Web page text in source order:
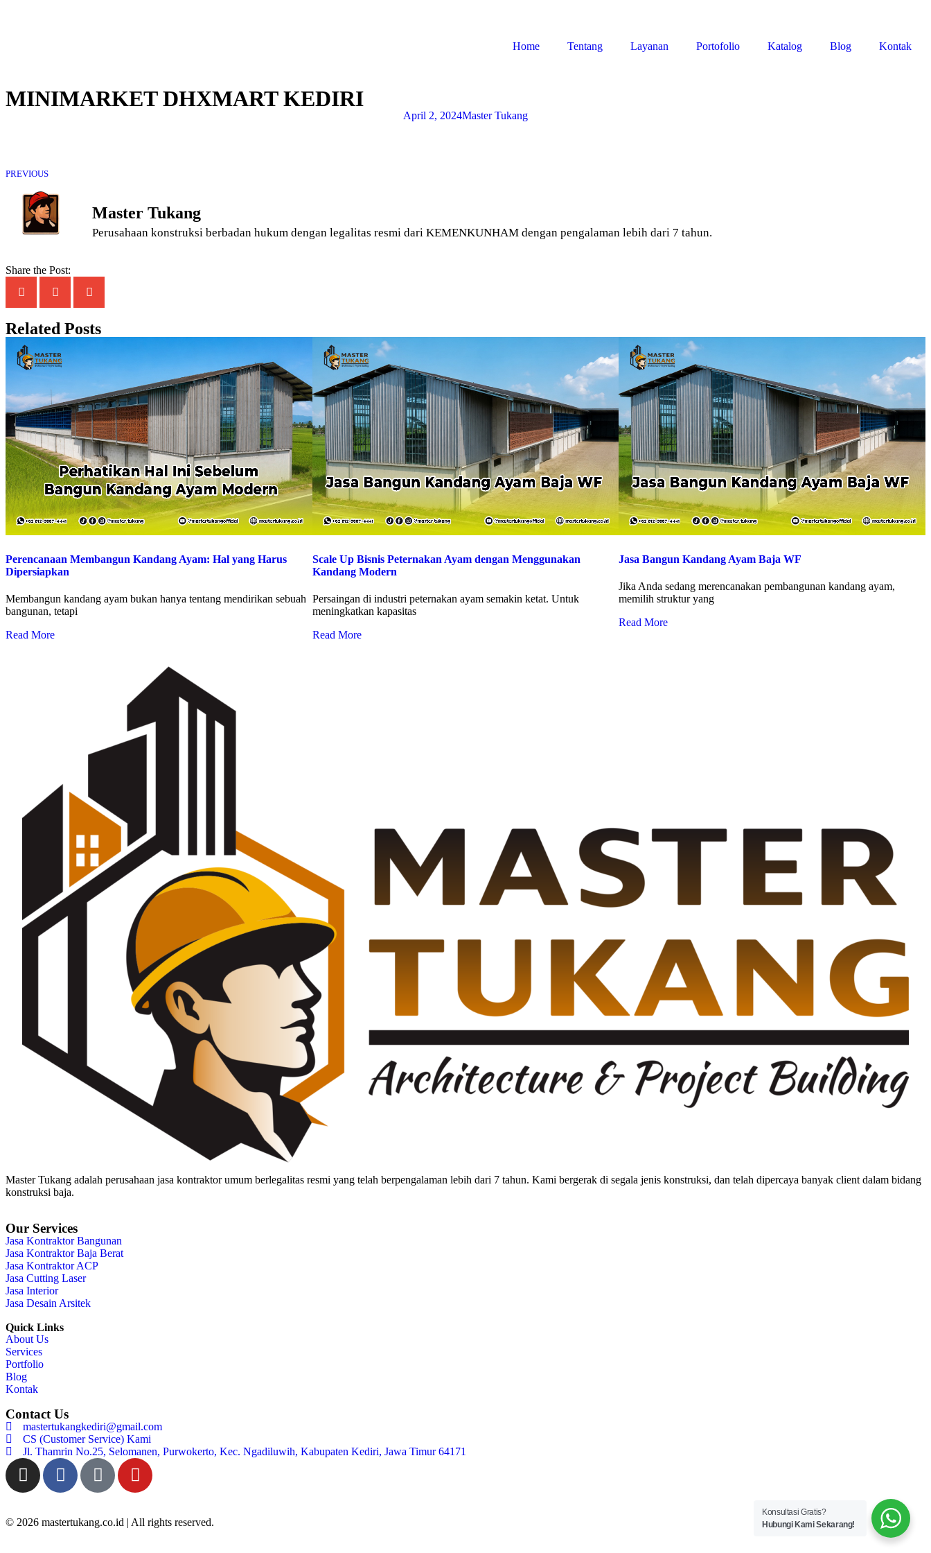
Home Tentang Layanan Portofolio Katalog Blog Kontak
MINIMARKET DHXMART KEDIRI
April 2, 2024Master Tukang
PREVIOUS
Master Tukang
Perusahaan konstruksi berbadan hukum dengan legalitas resmi dari KEMENKUNHAM dengan pengalaman lebih dari 7 tahun.
Share the Post:
Related Posts
Perencanaan Membangun Kandang Ayam: Hal yang Harus
Dipersiapkan
Membangun kandang ayam bukan hanya tentang mendirikan sebuah
bangunan, tetapi
Read More
Scale Up Bisnis Peternakan Ayam dengan Menggunakan
Kandang Modern
Persaingan di industri peternakan ayam semakin ketat. Untuk
meningkatkan kapasitas
Read More
Jasa Bangun Kandang Ayam Baja WF
Jika Anda sedang merencanakan pembangunan kandang ayam,
memilih struktur yang
Read More
Master Tukang adalah perusahaan jasa kontraktor umum berlegalitas resmi yang telah berpengalaman lebih dari 7 tahun. Kami bergerak di segala jenis konstruksi, dan telah dipercaya banyak client dalam bidang
konstruksi baja.
Our Services
Jasa Kontraktor Bangunan
Jasa Kontraktor Baja Berat
Jasa Kontraktor ACP
Jasa Cutting Laser
Jasa Interior
Jasa Desain Arsitek
Quick Links
About Us
Services
Portfolio
Blog
Kontak
Contact Us
mastertukangkediri@gmail.com
CS (Customer Service) Kami
Jl. Thamrin No.25, Selomanen, Purwokerto, Kec. Ngadiluwih, Kabupaten Kediri, Jawa Timur 64171
© 2026 mastertukang.co.id | All rights reserved.
Konsultasi Gratis?
Hubungi Kami Sekarang!